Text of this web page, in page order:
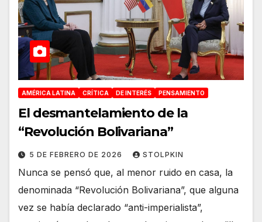
AMÉRICA LATINA CRÍTICA DE INTERÉS PENSAMIENTO
El desmantelamiento de la
“Revolución Bolivariana”
5 DE FEBRERO DE 2026 STOLPKIN
Nunca se pensó que, al menor ruido en casa, la
denominada “Revolución Bolivariana”, que alguna
vez se había declarado “anti-imperialista”,